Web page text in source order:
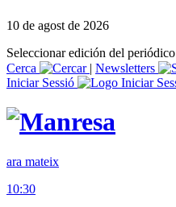
10 de agost de 2026
Seleccionar edición del periódico
Cerca
| Newsletters
Iniciar Sessió
ara mateix
10:30